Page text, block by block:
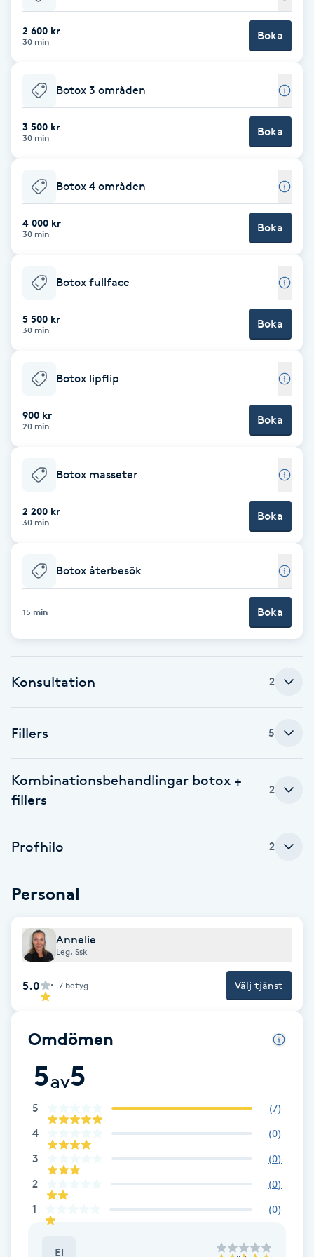
Babylights
Balayage
Barber
Barnklippning
BIAB
Blowout
Bottenfärg
Brynfärgning
Brynplockning
Celluliter
Color correction
Cryoterapi
D
Damklippning
Dermapen
E
Enzympeeling
Extensions borttagning
Eyeliner-tatuering
Face framing
Faceliftmassage
Fet hårbotten
Fettreducering
Fibromassage
Fillers
2 600 kr
30 min Boka
Botox 3 områden
3 500 kr
30 min Boka
Botox 4 områden
4 000 kr
30 min Boka
Botox fullface
5 500 kr
30 min Boka
Botox lipflip
900 kr
20 min Boka
Botox masseter
2 200 kr
30 min Boka
Botox återbesök
15 min Boka
Konsultation 2
Fillers 5
Kombinationsbehandlingar botox +
fillers
2
Profhilo 2
Personal
Annelie
Leg. Ssk
5.0 7 betyg Välj tjänst
Omdömen
5av5
5 (7)
4 (0)
3 (0)
2 (0)
1 (0)
EI